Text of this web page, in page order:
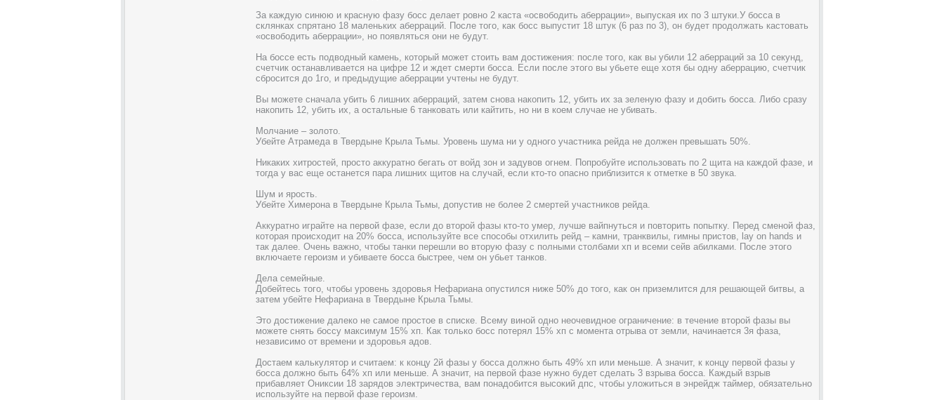
За каждую синюю и красную фазу босс делает ровно 2 каста «освободить аберрации», выпуская их по 3 штуки.У босса в
склянках спрятано 18 маленьких аберраций. После того, как босс выпустит 18 штук (6 раз по 3), он будет продолжать кастовать
«освободить аберрации», но появляться они не будут.
На боссе есть подводный камень, который может стоить вам достижения: после того, как вы убили 12 аберраций за 10 секунд,
счетчик останавливается на цифре 12 и ждет смерти босса. Если после этого вы убьете еще хотя бы одну аберрацию, счетчик
сбросится до 1го, и предыдущие аберрации учтены не будут.
Вы можете сначала убить 6 лишних аберраций, затем снова накопить 12, убить их за зеленую фазу и добить босса. Либо сразу
накопить 12, убить их, а остальные 6 танковать или кайтить, но ни в коем случае не убивать.
Молчание – золото.
Убейте Атрамеда в Твердыне Крыла Тьмы. Уровень шума ни у одного участника рейда не должен превышать 50%.
Никаких хитростей, просто аккуратно бегать от войд зон и задувов огнем. Попробуйте использовать по 2 щита на каждой фазе, и
тогда у вас еще останется пара лишних щитов на случай, если кто-то опасно приблизится к отметке в 50 звука.
Шум и ярость.
Убейте Химерона в Твердыне Крыла Тьмы, допустив не более 2 смертей участников рейда.
Аккуратно играйте на первой фазе, если до второй фазы кто-то умер, лучше вайпнуться и повторить попытку. Перед сменой фаз,
которая происходит на 20% босса, используйте все способы отхилить рейд – камни, транквилы, гимны пристов, lay on hands и
так далее. Очень важно, чтобы танки перешли во вторую фазу с полными столбами хп и всеми сейв абилками. После этого
включаете героизм и убиваете босса быстрее, чем он убьет танков.
Дела семейные.
Добейтесь того, чтобы уровень здоровья Нефариана опустился ниже 50% до того, как он приземлится для решающей битвы, а
затем убейте Нефариана в Твердыне Крыла Тьмы.
Это достижение далеко не самое простое в списке. Всему виной одно неочевидное ограничение: в течение второй фазы вы
можете снять боссу максимум 15% хп. Как только босс потерял 15% хп с момента отрыва от земли, начинается 3я фаза,
независимо от времени и здоровья адов.
Достаем калькулятор и считаем: к концу 2й фазы у босса должно быть 49% хп или меньше. А значит, к концу первой фазы у
босса должно быть 64% хп или меньше. А значит, на первой фазе нужно будет сделать 3 взрыва босса. Каждый взрыв
прибавляет Ониксии 18 зарядов электричества, вам понадобится высокий дпс, чтобы уложиться в энрейдж таймер, обязательно
используйте на первой фазе героизм.